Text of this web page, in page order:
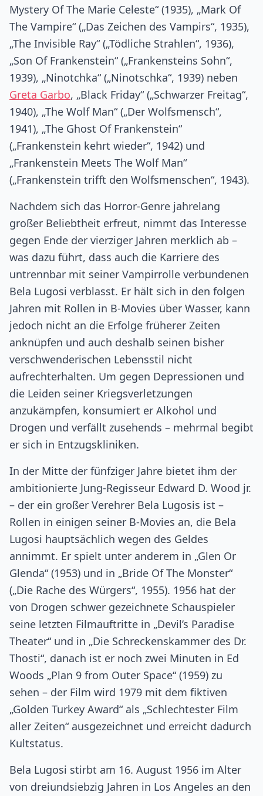
Mystery Of The Marie Celeste“ (1935), „Mark Of
The Vampire“ („Das Zeichen des Vampirs“, 1935),
„The Invisible Ray“ („Tödliche Strahlen“, 1936),
„Son Of Frankenstein“ („Frankensteins Sohn“,
1939), „Ninotchka“ („Ninotschka“, 1939) neben
Greta Garbo, „Black Friday“ („Schwarzer Freitag“,
1940), „The Wolf Man“ („Der Wolfsmensch“,
1941), „The Ghost Of Frankenstein“
(„Frankenstein kehrt wieder“, 1942) und
„Frankenstein Meets The Wolf Man“
(„Frankenstein trifft den Wolfsmenschen“, 1943).
Nachdem sich das Horror-Genre jahrelang
großer Beliebtheit erfreut, nimmt das Interesse
gegen Ende der vierziger Jahren merklich ab –
was dazu führt, dass auch die Karriere des
untrennbar mit seiner Vampirrolle verbundenen
Bela Lugosi verblasst. Er hält sich in den folgen
Jahren mit Rollen in B-Movies über Wasser, kann
jedoch nicht an die Erfolge früherer Zeiten
anknüpfen und auch deshalb seinen bisher
verschwenderischen Lebensstil nicht
aufrechterhalten. Um gegen Depressionen und
die Leiden seiner Kriegsverletzungen
anzukämpfen, konsumiert er Alkohol und
Drogen und verfällt zusehends – mehrmal begibt
er sich in Entzugskliniken.
In der Mitte der fünfziger Jahre bietet ihm der
ambitionierte Jung-Regisseur Edward D. Wood jr.
– der ein großer Verehrer Bela Lugosis ist –
Rollen in einigen seiner B-Movies an, die Bela
Lugosi hauptsächlich wegen des Geldes
annimmt. Er spielt unter anderem in „Glen Or
Glenda“ (1953) und in „Bride Of The Monster“
(„Die Rache des Würgers“, 1955). 1956 hat der
von Drogen schwer gezeichnete Schauspieler
seine letzten Filmauftritte in „Devil’s Paradise
Theater“ und in „Die Schreckenskammer des Dr.
Thosti“, danach ist er noch zwei Minuten in Ed
Woods „Plan 9 from Outer Space“ (1959) zu
sehen – der Film wird 1979 mit dem fiktiven
„Golden Turkey Award“ als „Schlechtester Film
aller Zeiten“ ausgezeichnet und erreicht dadurch
Kultstatus.
Bela Lugosi stirbt am 16. August 1956 im Alter
von dreiundsiebzig Jahren in Los Angeles an den